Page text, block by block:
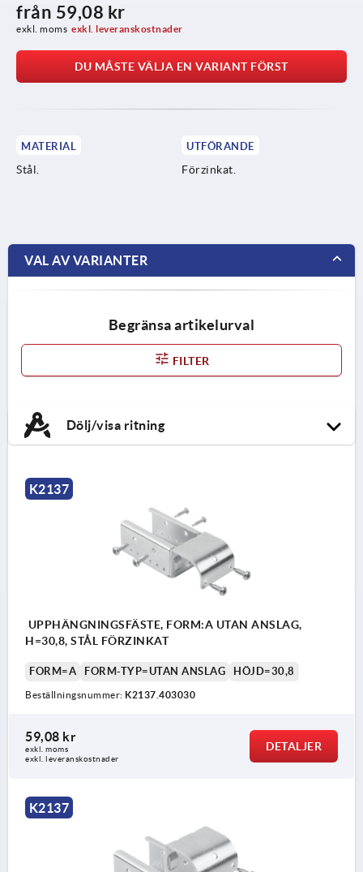
från 59,08 kr
exkl. moms exkl. leveranskostnader
DU MÅSTE VÄLJA EN VARIANT FÖRST
MATERIAL
Stål.
UTFÖRANDE
Förzinkat.
VAL AV VARIANTER
Begränsa artikelurval
FILTER
Dölj/visa ritning
K2137
UPPHÄNGNINGSFÄSTE, FORM:A UTAN ANSLAG,
H=30,8, STÅL FÖRZINKAT
FORM=A FORM-TYP=UTAN ANSLAG HÖJD=30,8
Beställningsnummer: K2137.403030
59,08 kr
exkl. moms
exkl. leveranskostnader
DETALJER
K2137